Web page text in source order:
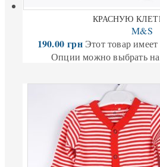
КРАСНУЮ
M&S
190.00грн Этот товар
Опции можно выбрать на